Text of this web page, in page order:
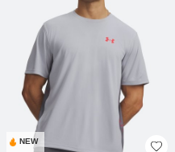
NEW